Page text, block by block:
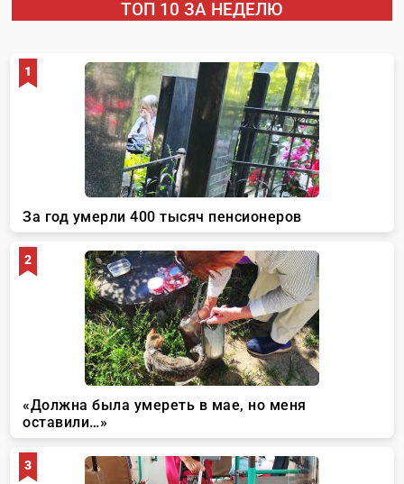
ТОП 10 ЗА НЕДЕЛЮ